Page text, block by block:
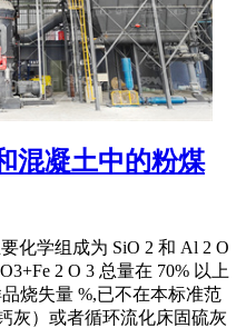
混凝土中的粉煤
化学组成为 SiO 2 和 Al 2 O
2 O 3 总量在 70% 以上
品烧失量 %,已不在本标准范
灰）或者循环流化床固硫灰